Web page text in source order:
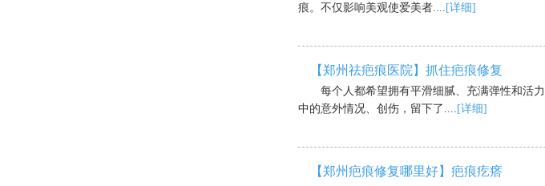
痕。不仅影响美观使爱美者....
[详细]
【郑州祛疤痕医院】抓住疤痕修复
每个人都希望拥有平滑细腻、充满弹性和活
中的意外情况、创伤，留下了....
[详细]
【郑州疤痕修复哪里好】疤痕疙瘩